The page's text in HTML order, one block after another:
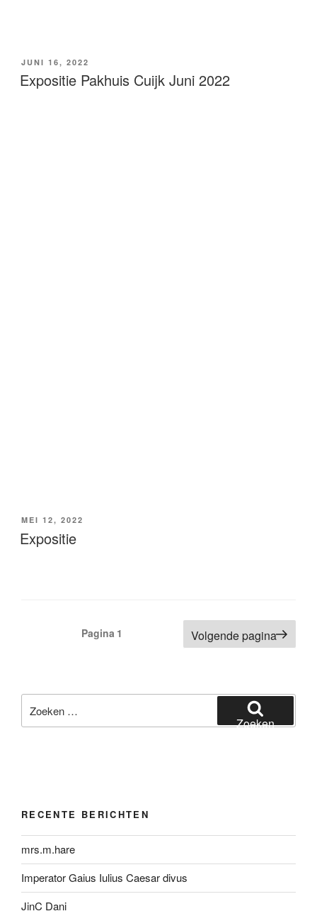
GEPLAATST
OP
JUNI 16, 2022
Expositie Pakhuis Cuijk Juni 2022
GEPLAATST
OP
MEI 12, 2022
Expositie
Pagina 1 Volgende pagina
naar:
Zoeken
RECENTE BERICHTEN
mrs.m.hare
Imperator Gaius Iulius Caesar divus
JinC Dani